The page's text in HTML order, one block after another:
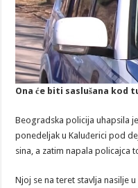
Ona će biti saslušana kod
Beogradska policija uhapsila
ponedeljak u Kaluđerici pod
sina, a zatim napala policajca
Njoj se na teret stavlja nasilje